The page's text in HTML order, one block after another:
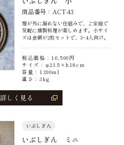
商品番号：ACT-43
煙が外に漏れない仕組みで、ご家庭で
気軽に燻製料理が楽しめます。小サイ
ズは金網が2枚セットで、3~4人向け。
税込価格： 16,500 円
サイズ：φ23.5×h18cm
容量：1200ml
重さ：3kg
しく見る
いぶしぎん
いぶしぎん ミニ